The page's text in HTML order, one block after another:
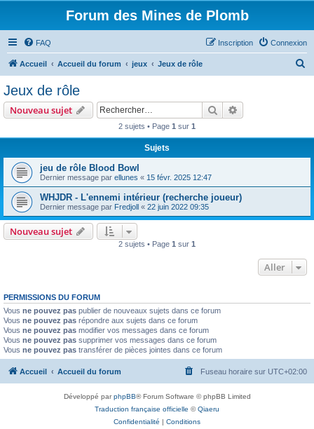
Forum des Mines de Plomb
FAQ Connexion
Inscription
Accueil Accueil du forum jeux Jeux de rôle
r
Jeux de rôle
Nouveau sujet Rechercher
2 sujets • Page 1 sur 1
Sujets
jeu de rôle Blood Bowl
Dernier message par ellunes « 15 févr. 2025 12:47
WHJDR - L'ennemi intérieur (recherche joueur)
Dernier message par Fredjoll « 22 juin 2022 09:35
Nouveau sujet
2 sujets • Page 1 sur 1
Aller
PERMISSIONS DU FORUM
Vous ne pouvez pas publier de nouveaux sujets dans ce forum
Vous ne pouvez pas répondre aux sujets dans ce forum
Vous ne pouvez pas modifier vos messages dans ce forum
Vous ne pouvez pas supprimer vos messages dans ce forum
Vous ne pouvez pas transférer de pièces jointes dans ce forum
Accueil Accueil du forum Fuseau horaire sur UTC+02:00
Développé parphpBB® Forum Software © phpBB Limited
Traduction française officielle ©Qiaeru
Confidentialité | Conditions